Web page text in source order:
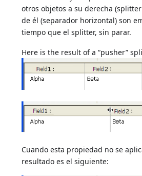
otros objetos a su derecha
de él (separador horizontal) son
tiempo que el splitter, sin parar.
Here is the result of a “pusher”
Cuando esta propiedad no se
resultado es el siguiente: